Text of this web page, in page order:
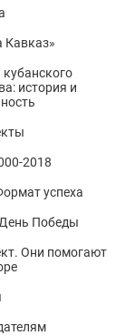
Кавказ»
история и
2018
успеха
Победы
Они помогают